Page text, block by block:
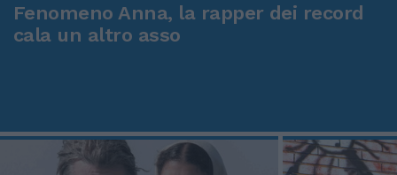
Fenomeno Anna, la rapper dei record
cala un altro asso